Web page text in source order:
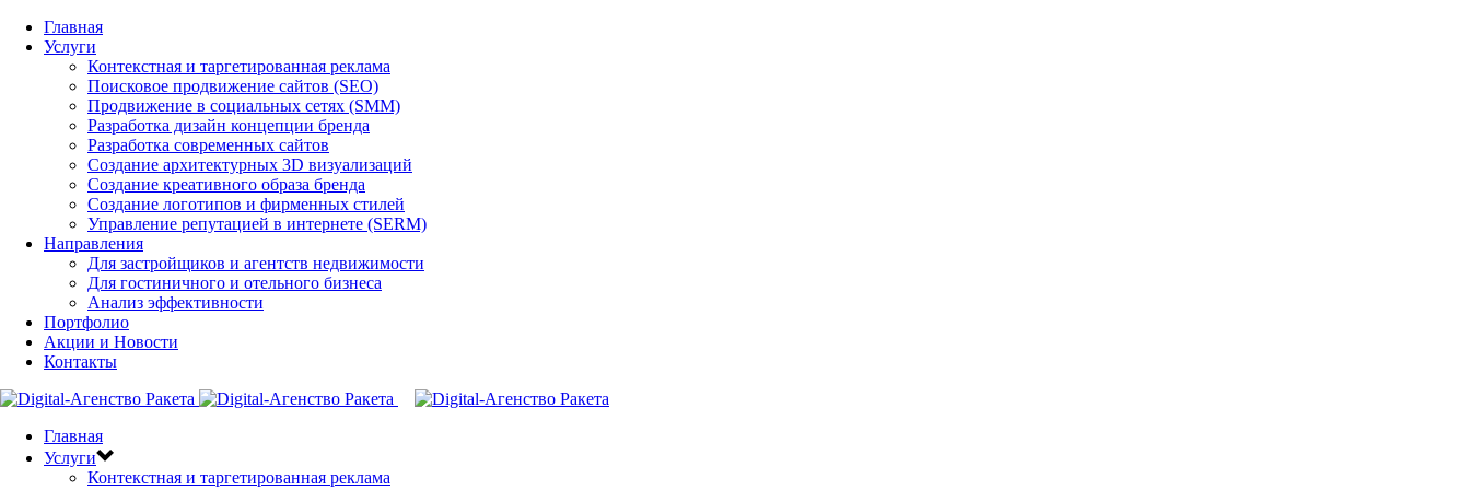
Главная
Услуги
Контекстная и таргетированная реклама
Поисковое продвижение сайтов (SEO)
Продвижение в социальных сетях (SMM)
Разработка дизайн концепции бренда
Разработка современных сайтов
Создание архитектурных 3D визуализаций
Создание креативного образа бренда
Создание логотипов и фирменных стилей
Управление репутацией в интернете (SERM)
Направления
Для застройщиков и агентств недвижимости
Для гостиничного и отельного бизнеса
Анализ эффективности
Портфолио
Акции и Новости
Контакты
Главная
Услуги
Контекстная и таргетированная реклама